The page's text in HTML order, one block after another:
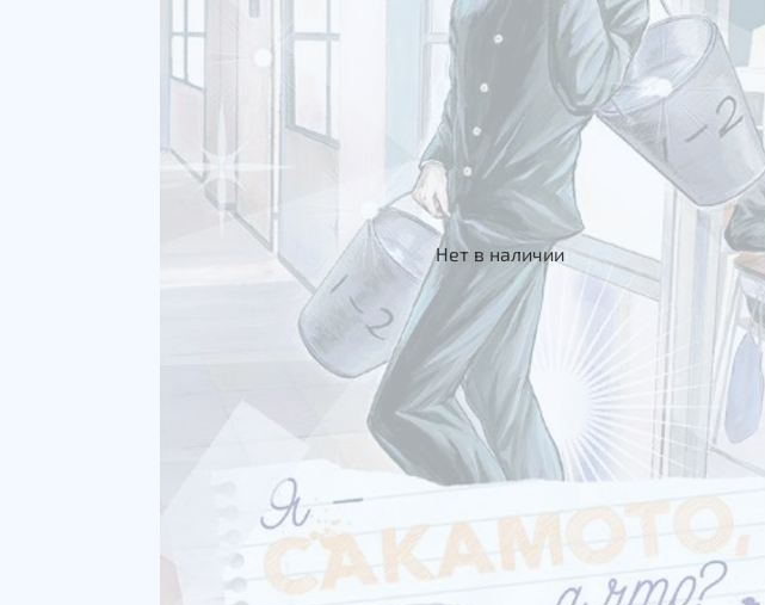
Нет в наличии